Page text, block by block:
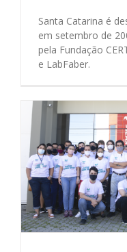
Santa Catarina é
em setembro de
pela Fundação
e LabFaber.